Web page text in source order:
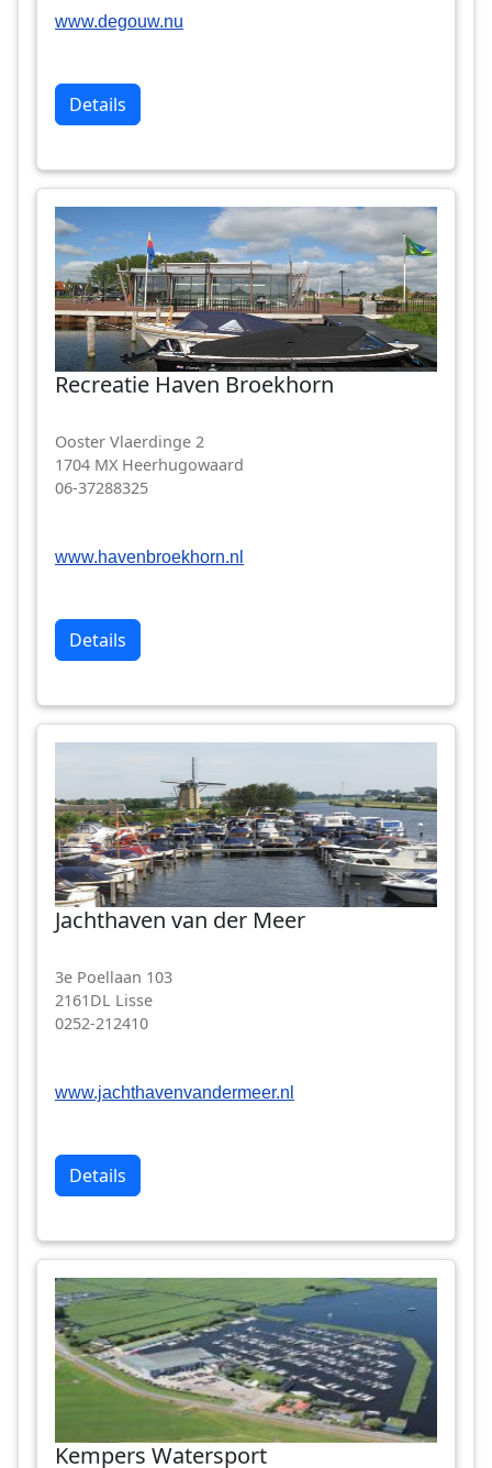
www.degouw.nu
Details
Recreatie Haven Broekhorn
Ooster Vlaerdinge 2
1704 MX Heerhugowaard
06-37288325
www.havenbroekhorn.nl
Details
Jachthaven van der Meer
3e Poellaan 103
2161DL Lisse
0252-212410
www.jachthavenvandermeer.nl
Details
Kempers Watersport